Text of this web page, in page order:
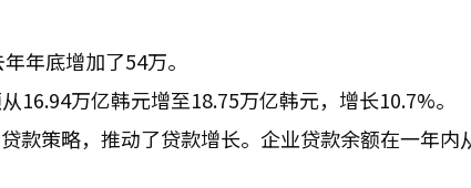
年底增加了54万。
万亿韩元增至18.75万亿韩元，增长10.7%。
款策略，推动了贷款增长。企业贷款余额在一年内